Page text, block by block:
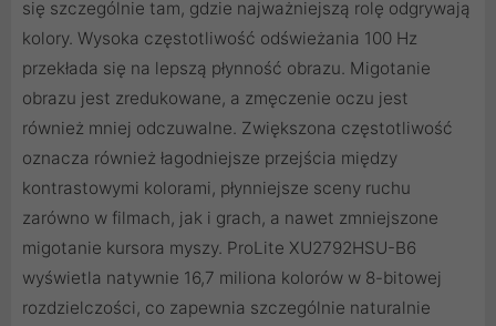
się szczególnie tam, gdzie najważniejszą rolę odgrywają
kolory. Wysoka częstotliwość odświeżania 100 Hz
przekłada się na lepszą płynność obrazu. Migotanie
obrazu jest zredukowane, a zmęczenie oczu jest
również mniej odczuwalne. Zwiększona częstotliwość
oznacza również łagodniejsze przejścia między
kontrastowymi kolorami, płynniejsze sceny ruchu
zarówno w filmach, jak i grach, a nawet zmniejszone
migotanie kursora myszy. ProLite XU2792HSU-B6
wyświetla natywnie 16,7 miliona kolorów w 8-bitowej
rozdzielczości, co zapewnia szczególnie naturalnie